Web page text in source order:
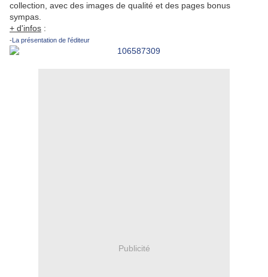
collection, avec des images de qualité et des pages bonus
sympas.
+ d'infos :
-La présentation de l'éditeur
Publicité